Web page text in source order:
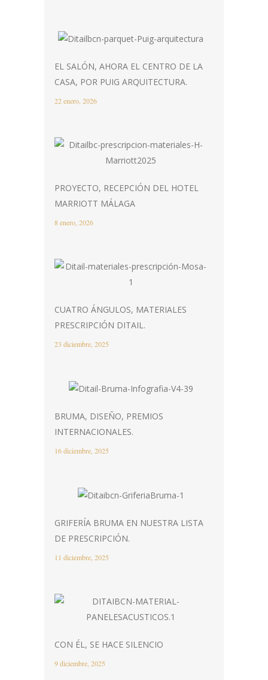
EL SALÓN, AHORA EL CENTRO DE LA
CASA, POR PUIG ARQUITECTURA.
22 enero, 2026
PROYECTO, RECEPCIÓN DEL HOTEL
MARRIOTT MÁLAGA
8 enero, 2026
CUATRO ÁNGULOS, MATERIALES
PRESCRIPCIÓN DITAIL.
23 diciembre, 2025
BRUMA, DISEÑO, PREMIOS
INTERNACIONALES.
16 diciembre, 2025
GRIFERÍA BRUMA EN NUESTRA LISTA
DE PRESCRIPCIÓN.
11 diciembre, 2025
CON ÉL, SE HACE SILENCIO
9 diciembre, 2025